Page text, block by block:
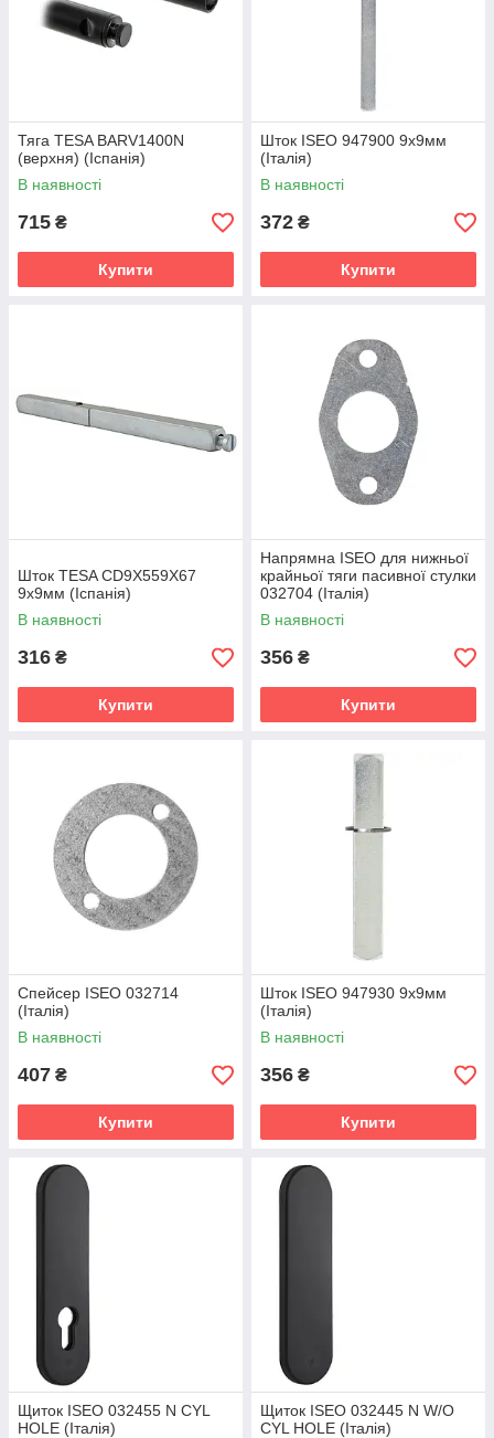
Тяга TESA BARV1400N
(верхня) (Іспанія)
В наявності
715 ₴
Купити
Шток ISEO 947900 9х9мм
(Італія)
В наявності
372 ₴
Купити
Шток TESA CD9X559X67
9х9мм (Іспанія)
В наявності
316 ₴
Купити
Напрямна ISEO для нижньої
крайньої тяги пасивної стулки
032704 (Італія)
В наявності
356 ₴
Купити
Спейсер ISEO 032714
(Італія)
В наявності
407 ₴
Купити
Шток ISEO 947930 9х9мм
(Італія)
В наявності
356 ₴
Купити
Щиток ISEO 032455 N CYL
HOLE (Італія)
Щиток ISEO 032445 N W/O
CYL HOLE (Італія)